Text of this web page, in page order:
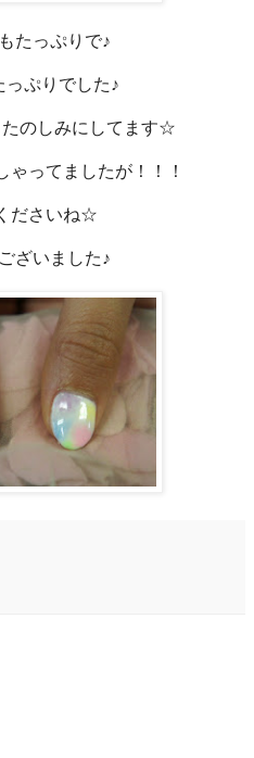
たっぷりで♪
っぷりでした♪
たのしみにしてます☆
ゃってましたが！！！
ださいね☆
ざいました♪